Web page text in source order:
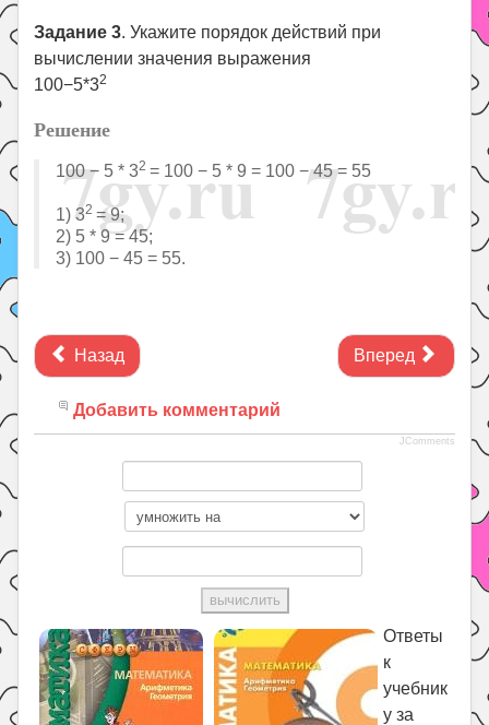
Задание 3. Укажите порядок действий при
вычислении значения выражения
100−5*32
Решение
100 − 5 * 32= 100 − 5 * 9 = 100 − 45 = 55
1) 32= 9;
2) 5 * 9 = 45;
3) 100 − 45 = 55.
Назад Вперед
Добавить комментарий
JComments
Ответы
к
учебник
у за